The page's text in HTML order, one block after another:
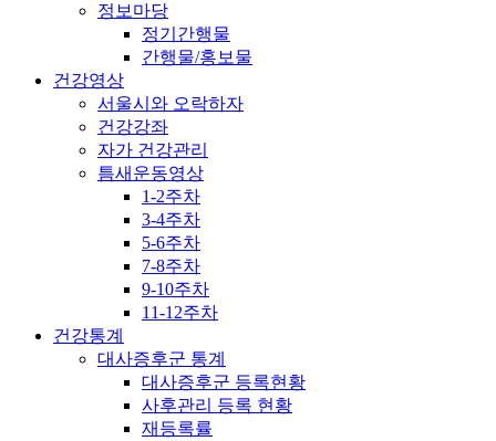
정보마당
정기간행물
간행물/홍보물
건강영상
서울시와 오락하자
건강강좌
자가 건강관리
틈새운동영상
1-2주차
3-4주차
5-6주차
7-8주차
9-10주차
11-12주차
건강통계
대사증후군 통계
대사증후군 등록현황
사후관리 등록 현황
재등록률